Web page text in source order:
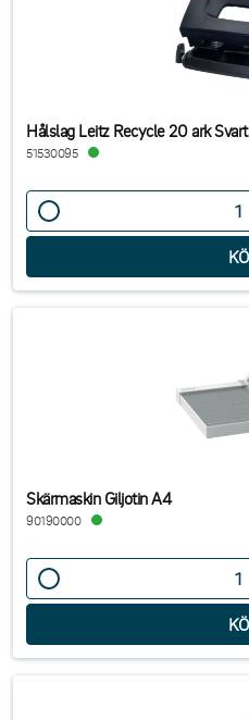
Hålslag Leitz Recycle 20 ark Svart
51530095
Skärmaskin Giljotin A4
90190000